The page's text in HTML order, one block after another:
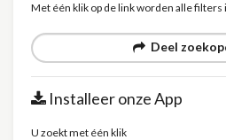
Met één klik op de link worden alle filters
Deel
Installeer onze App
U zoekt met één klik